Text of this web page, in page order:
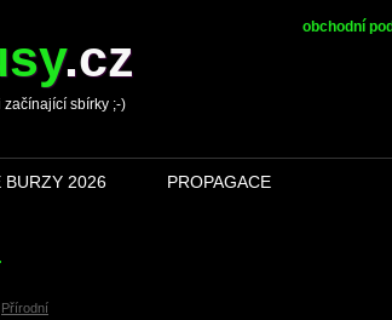
.cz
začínající sbírky ;-)
obchodní
BURZY 2026 PROPAGACE
Přírodní